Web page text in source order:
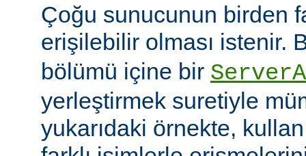
Çoğu sunucunun birden
erişilebilir olması istenir.
bölümü içine bir
yerleştirmek suretiyle
yukarıdaki örnekte,